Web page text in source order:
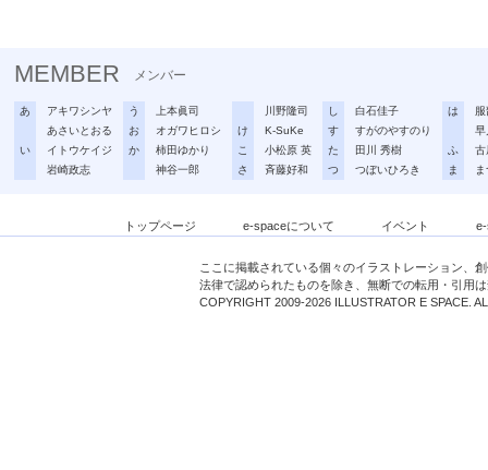
MEMBER メンバー
あ
アキワシンヤ
あさいとおる
い
イトウケイジ
岩崎政志
う
上本眞司
お
オガワヒロシ
か
柿田ゆかり
神谷一郎
川野隆司
け
K-SuKe
こ
小松原 英
さ
斉藤好和
し
白石佳子
す
すがのやすのり
た
田川 秀樹
つ
つぼいひろき
は
早
ふ
古
ま
トップページ e-spaceについて イベント
ここに掲載されている個々のイラストレーション、
法律で認められたものを除き、無断での転用・引用
COPYRIGHT 2009-2026 ILLUSTRATOR E SPACE.